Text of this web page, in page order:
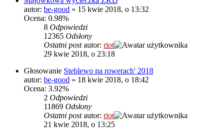
autor: be-good » 15 kwie 2018, o 13:32
Ocena: 0.98%
8 Odpowiedzi
12365 Odsłony
Ostatni postautor: riot
29 kwie 2018, o 23:18
Głosowanie Steblewo na rowerach' 2018
autor: be-good » 18 kwie 2018, o 18:42
Ocena: 3.92%
2 Odpowiedzi
11869 Odsłony
Ostatni postautor: riot
21 kwie 2018, o 13:25